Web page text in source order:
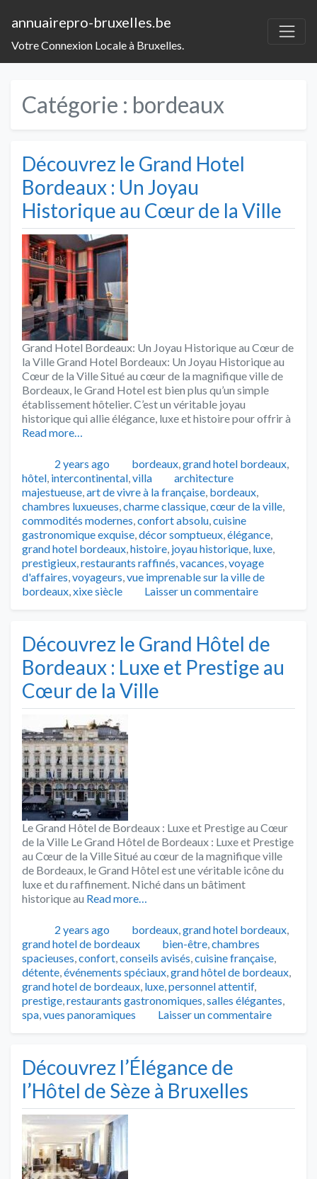
annuairepro-bruxelles.be
Votre Connexion Locale à Bruxelles.
Catégorie : bordeaux
Découvrez le Grand Hotel
Bordeaux : Un Joyau
Historique au Cœur de la Ville
Grand Hotel Bordeaux: Un Joyau Historique au Cœur de
la Ville Grand Hotel Bordeaux: Un Joyau Historique au
Cœur de la Ville Situé au cœur de la magnifique ville de
Bordeaux, le Grand Hotel est bien plus qu’un simple
établissement hôtelier. C’est un véritable joyau
historique qui allie élégance, luxe et histoire pour offrir à
Read more…
Publié2 years ago Catégories
bordeaux,grand hotel bordeaux,
hôtel, intercontinental,villa Tags
architecture
majestueuse,art de vivre à la française, bordeaux,
chambres luxueuses,charme classique,cœur de la ville,
commodités modernes,confort absolu,cuisine
gastronomique exquise,décor somptueux,élégance,
grand hotel bordeaux,histoire, joyau historique, luxe,
prestigieux,restaurants raffinés,vacances,voyage
d'affaires,voyageurs,vue imprenable sur la ville de
bordeaux,xixe siècle Laisser un commentaire
Découvrez le Grand Hôtel de
Bordeaux : Luxe et Prestige au
Cœur de la Ville
Le Grand Hôtel de Bordeaux : Luxe et Prestige au Cœur
de la Ville Le Grand Hôtel de Bordeaux : Luxe et Prestige
au Cœur de la Ville Situé au cœur de la magnifique ville
de Bordeaux, le Grand Hôtel est une véritable icône du
luxe et du raffinement. Niché dans un bâtiment
historique au Read more…
Publié2 years ago Catégories
bordeaux,grand hotel bordeaux,
grand hotel de bordeaux
Tags
bien-être,chambres
spacieuses,confort,conseils avisés,cuisine française,
détente,événements spéciaux,grand hôtel de bordeaux,
grand hotel de bordeaux, luxe,personnel attentif,
prestige,restaurants gastronomiques,salles élégantes,
spa,vues panoramiques Laisser un commentaire
Découvrez l’Élégance de
l’Hôtel de Sèze à Bruxelles